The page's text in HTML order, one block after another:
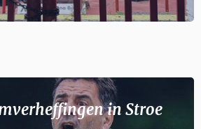
in Stroe